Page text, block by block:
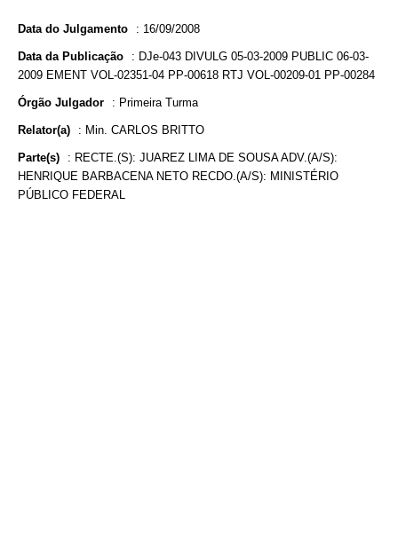
Data do Julgamento : 16/09/2008
Data da Publicação : DJe-043 DIVULG 05-03-2009 PUBLIC 06-03-
2009 EMENT VOL-02351-04 PP-00618 RTJ VOL-00209-01 PP-00284
Órgão Julgador : Primeira Turma
Relator(a) : Min. CARLOS BRITTO
Parte(s) : RECTE.(S): JUAREZ LIMA DE SOUSA ADV.(A/S):
HENRIQUE BARBACENA NETO RECDO.(A/S): MINISTÉRIO
PÚBLICO FEDERAL